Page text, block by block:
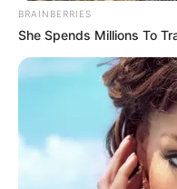
BRAINBERRIES
She Spends Millions To